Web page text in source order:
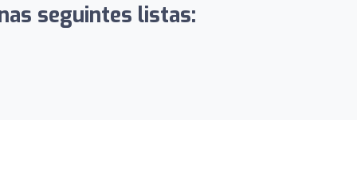
seguintes listas: